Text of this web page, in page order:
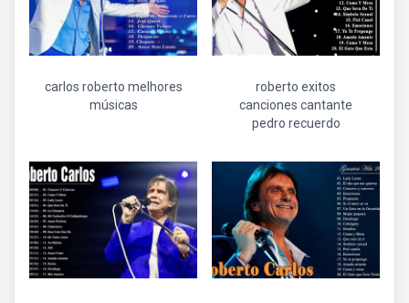
carlos roberto melhores
músicas
roberto exitos
canciones cantante
pedro recuerdo